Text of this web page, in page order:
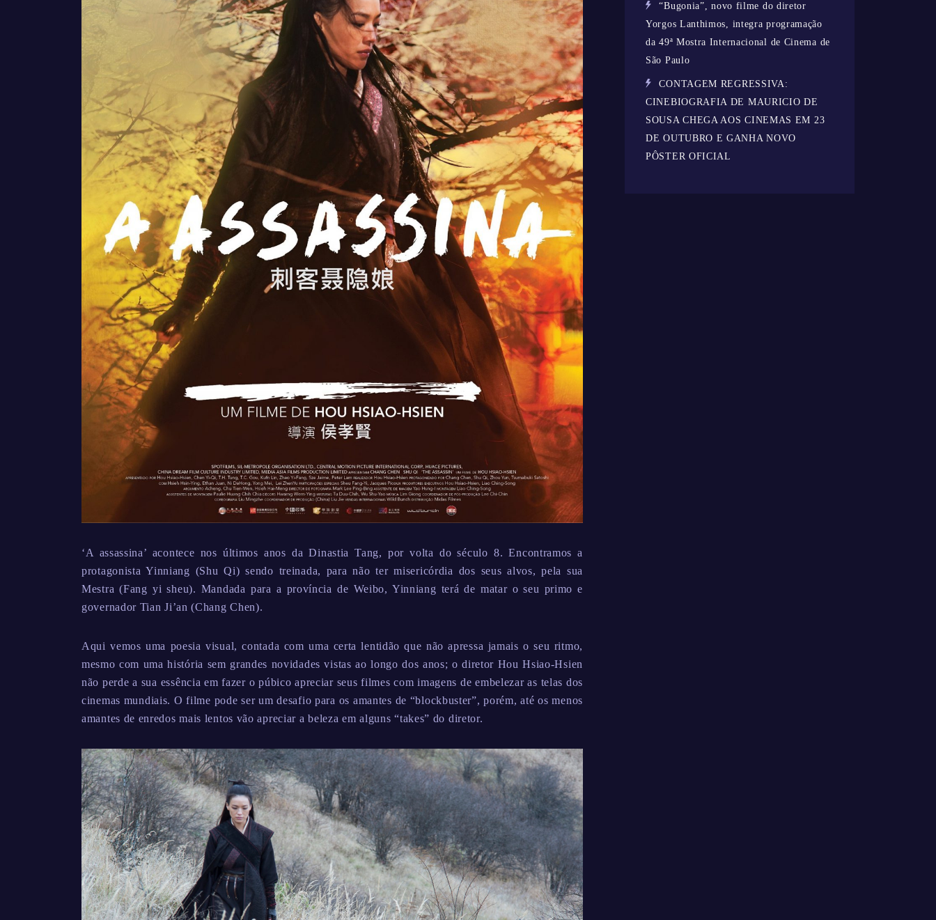
‘A assassina’ acontece nos últimos anos da Dinastia Tang, por volta do século 8. Encontramos a
protagonista Yinniang (Shu Qi) sendo treinada, para não ter misericórdia dos seus alvos, pela sua
Mestra (Fang yi sheu). Mandada para a província de Weibo, Yinniang terá de matar o seu primo e
governador Tian Ji’an (Chang Chen).
Aqui vemos uma poesia visual, contada com uma certa lentidão que não apressa jamais o seu ritmo,
mesmo com uma história sem grandes novidades vistas ao longo dos anos; o diretor Hou Hsiao-Hsien
não perde a sua essência em fazer o púbico apreciar seus filmes com imagens de embelezar as telas dos
cinemas mundiais. O filme pode ser um desafio para os amantes de “blockbuster”, porém, até os menos
amantes de enredos mais lentos vão apreciar a beleza em alguns “takes” do diretor.
“Bugonia”, novo filme do diretor
Yorgos Lanthimos, integra programação
da 49ª Mostra Internacional de Cinema de
São Paulo
CONTAGEM REGRESSIVA:
CINEBIOGRAFIA DE MAURICIO DE
SOUSA CHEGA AOS CINEMAS EM 23
DE OUTUBRO E GANHA NOVO
PÔSTER OFICIAL